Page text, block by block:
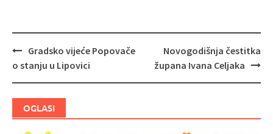
Navigacija
objava
Gradsko vijeće Popovače
o stanju u Lipovici
Novogodišnja čestitka
župana Ivana Celjaka
OGLASI